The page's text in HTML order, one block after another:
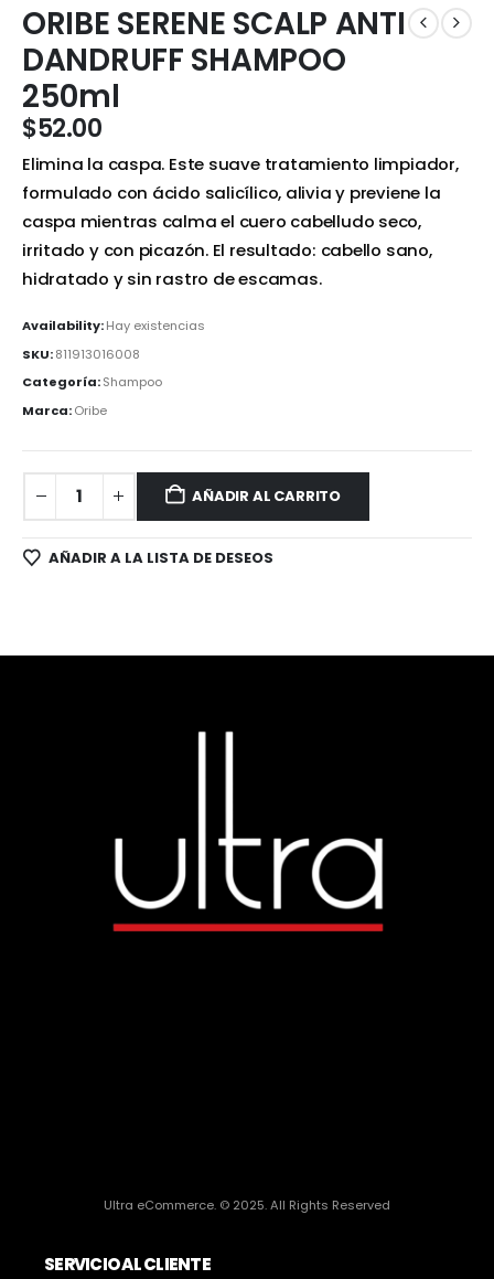
ORIBE SERENE SCALP ANTI
DANDRUFF SHAMPOO
250ml
$52.00
Elimina la caspa. Este suave tratamiento limpiador,
formulado con ácido salicílico, alivia y previene la
caspa mientras calma el cuero cabelludo seco,
irritado y con picazón. El resultado: cabello sano,
hidratado y sin rastro de escamas.
Availability:Hay existencias
SKU:811913016008
Categoría:Shampoo
Marca:Oribe
AÑADIR AL CARRITO
AÑADIR A LA LISTA DE DESEOS
Ultra eCommerce. © 2025. All Rights Reserved
SERVICIO AL CLIENTE